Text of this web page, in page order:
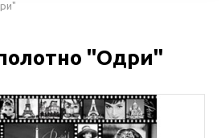
"Одри"